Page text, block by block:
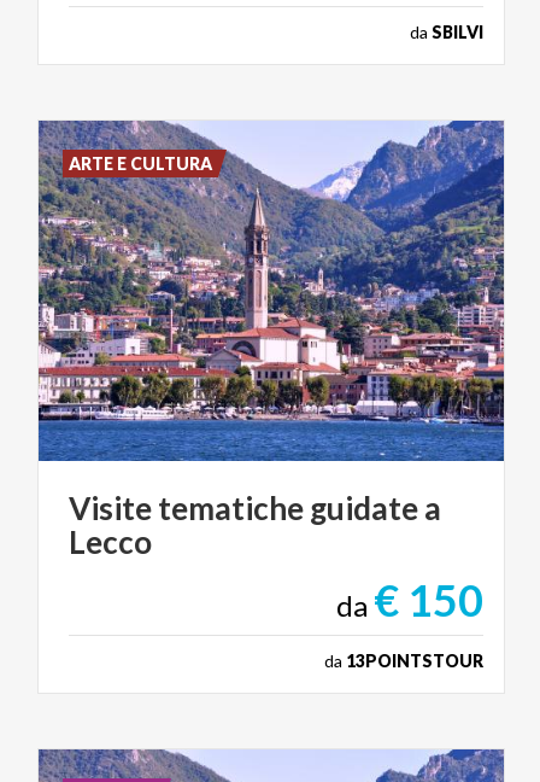
da SBILVI
Visitetematicheguidatea
Lecco
da € 150
da 13POINTSTOUR
ARTE E CULTURA